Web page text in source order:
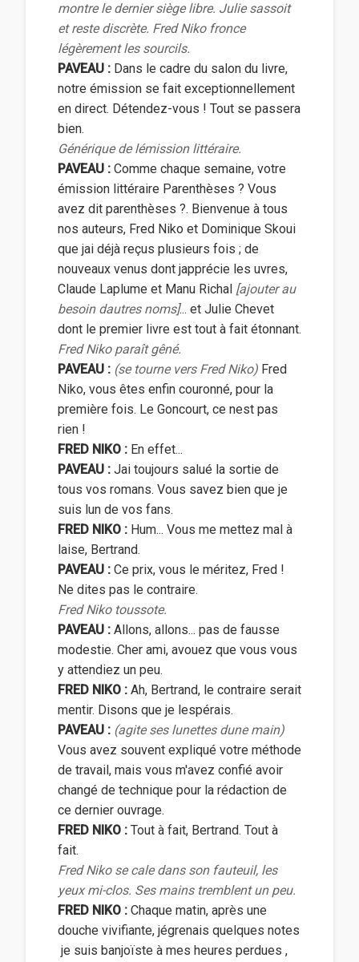
montre le dernier siège libre. Julie sassoit
et reste discrète. Fred Niko fronce
légèrement les sourcils.
PAVEAU : Dans le cadre du salon du livre,
notre émission se fait exceptionnellement
en direct. Détendez-vous ! Tout se passera
bien.
Générique de lémission littéraire.
PAVEAU : Comme chaque semaine, votre
émission littéraire Parenthèses ? Vous
avez dit parenthèses ?. Bienvenue à tous
nos auteurs, Fred Niko et Dominique Skoui
que jai déjà reçus plusieurs fois ; de
nouveaux venus dont japprécie les uvres,
Claude Laplume et Manu Richal [ajouter au
besoin dautres noms]... et Julie Chevet
dont le premier livre est tout à fait étonnant.
Fred Niko paraît gêné.
PAVEAU : (se tourne vers Fred Niko) Fred
Niko, vous êtes enfin couronné, pour la
première fois. Le Goncourt, ce nest pas
rien !
FRED NIKO : En effet...
PAVEAU : Jai toujours salué la sortie de
tous vos romans. Vous savez bien que je
suis lun de vos fans.
FRED NIKO : Hum... Vous me mettez mal à
laise, Bertrand.
PAVEAU : Ce prix, vous le méritez, Fred !
Ne dites pas le contraire.
Fred Niko toussote.
PAVEAU : Allons, allons... pas de fausse
modestie. Cher ami, avouez que vous vous
y attendiez un peu.
FRED NIKO : Ah, Bertrand, le contraire serait
mentir. Disons que je lespérais.
PAVEAU : (agite ses lunettes dune main)
Vous avez souvent expliqué votre méthode
de travail, mais vous m'avez confié avoir
changé de technique pour la rédaction de
ce dernier ouvrage.
FRED NIKO : Tout à fait, Bertrand. Tout à
fait.
Fred Niko se cale dans son fauteuil, les
yeux mi-clos. Ses mains tremblent un peu.
FRED NIKO : Chaque matin, après une
douche vivifiante, jégrenais quelques notes
 je suis banjoïste à mes heures perdues ,